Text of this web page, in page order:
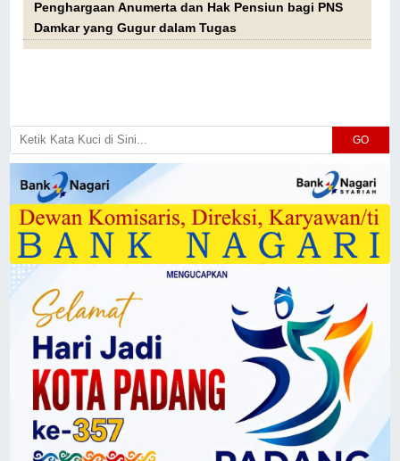
Penghargaan Anumerta dan Hak Pensiun bagi PNS
Damkar yang Gugur dalam Tugas
GO